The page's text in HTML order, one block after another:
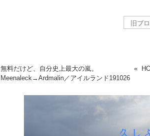
無料だけど、自分史上最大の嵐。
Meenaleck→Ardmalin／アイルランド191026
«